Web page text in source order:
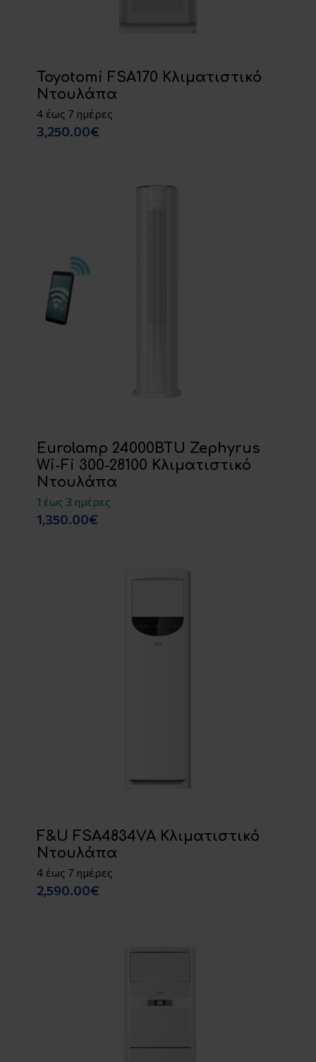
Toyotomi FSA170 Κλιματιστικό
Ντουλάπα
4 έως 7 ημέρες
3,250.00€
Eurolamp 24000BTU Zephyrus
Wi-Fi 300-28100 Κλιματιστικό
Ντουλάπα
1 έως 3 ημέρες
1,350.00€
F&U FSA4834VA Κλιματιστικό
Ντουλάπα
4 έως 7 ημέρες
2,590.00€